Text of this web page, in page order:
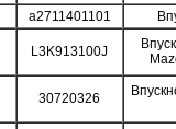
a2711401101
L3K913100J
30720326